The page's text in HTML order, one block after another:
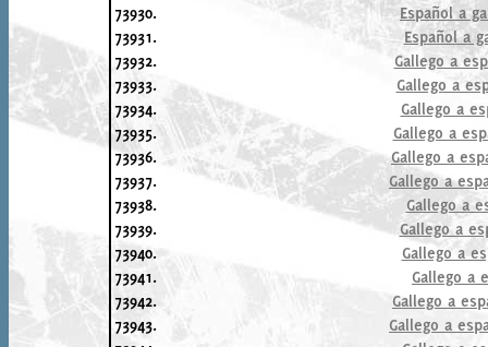
73930.
Español a
73931.
Español a
73932.
Gallego a
73933.
Gallego a
73934.
Gallego a
73935.
Gallego a
73936.
Gallego a
73937.
Gallego a
73938.
Gallego a
73939.
Gallego a
73940.
Gallego a
73941.
Gallego a
73942.
Gallego a
73943.
Gallego a